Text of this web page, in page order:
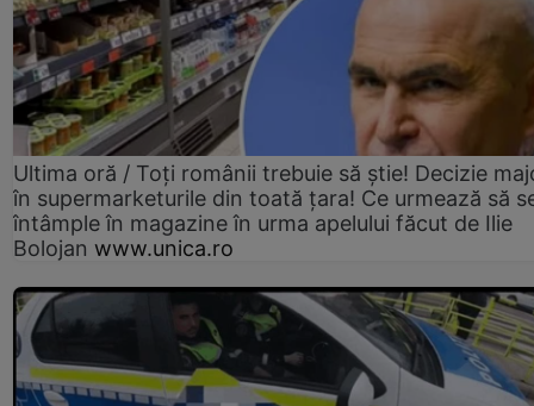
Ultima oră / Toți românii trebuie să știe! Decizie
în supermarketurile din toată țara! Ce urmează să
întâmple în magazine în urma apelului făcut de Ilie
Bolojan www.unica.ro